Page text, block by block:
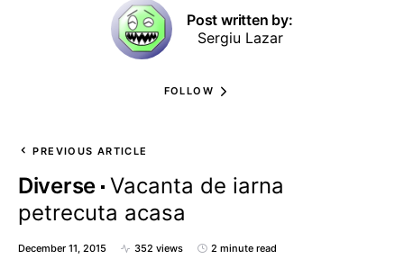
Post written by:
Sergiu Lazar
FOLLOW
PREVIOUS ARTICLE
Diverse Vacanta de iarna
petrecuta acasa
December 11, 2015 352 views 2 minute read